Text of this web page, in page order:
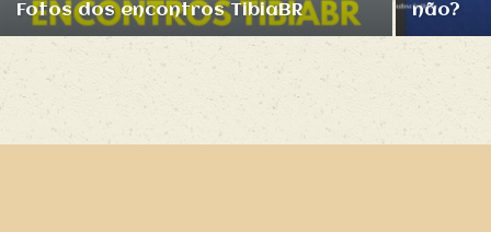
Fotos dos encontros TibiaBR
não?